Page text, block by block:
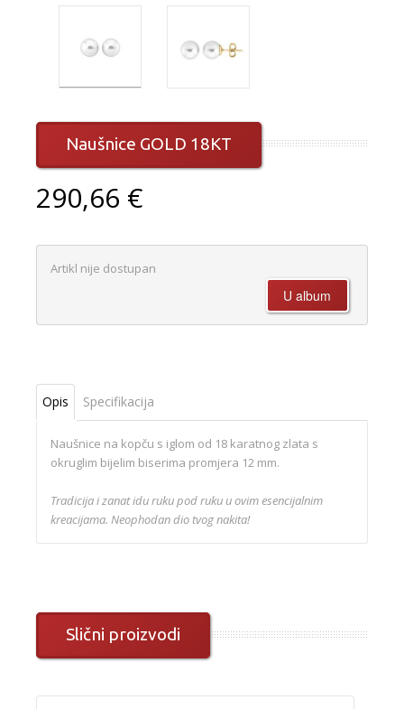
Naušnice GOLD 18KT
290,66 €
Artikl nije dostupan
Opis Specifikacija
Naušnice na kopču s iglom od 18 karatnog zlata s
okruglim bijelim biserima promjera 12 mm.
Tradicija i zanat idu ruku pod ruku u ovim esencijalnim
kreacijama. Neophodan dio tvog nakita!
Slični proizvodi